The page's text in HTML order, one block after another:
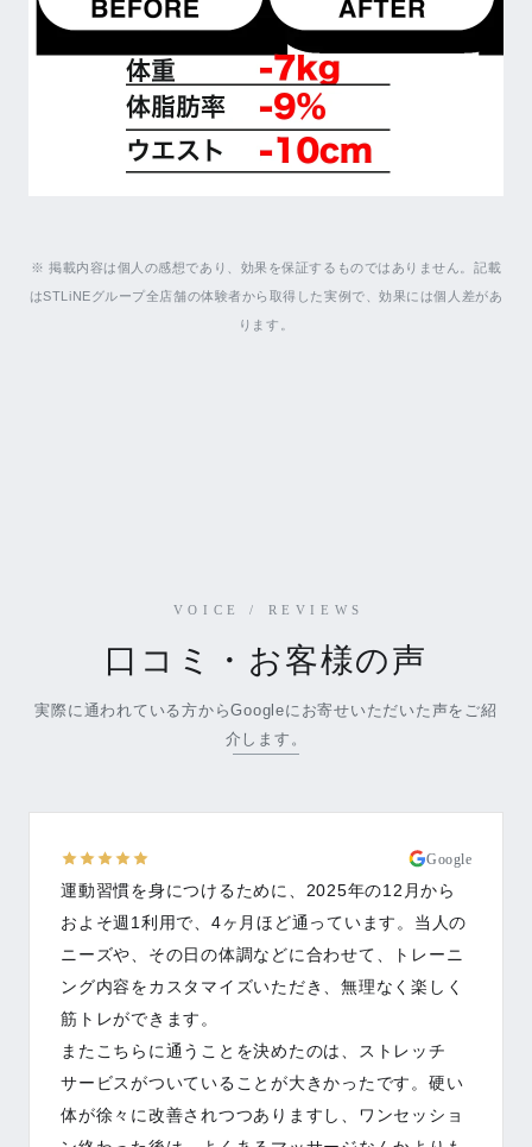
※ 掲載内容は個人の感想であり、効果を保証するものではありません。記載
はSTLiNEグループ全店舗の体験者から取得した実例で、効果には個人差があ
ります。
VOICE / REVIEWS
口コミ・お客様の声
実際に通われている方からGoogleにお寄せいただいた声をご紹
介します。
Google
運動習慣を身につけるために、2025年の12月から
およそ週1利用で、4ヶ月ほど通っています。当人の
ニーズや、その日の体調などに合わせて、トレーニ
ング内容をカスタマイズいただき、無理なく楽しく
筋トレができます。
またこちらに通うことを決めたのは、ストレッチ
サービスがついていることが大きかったです。硬い
体が徐々に改善されつつありますし、ワンセッショ